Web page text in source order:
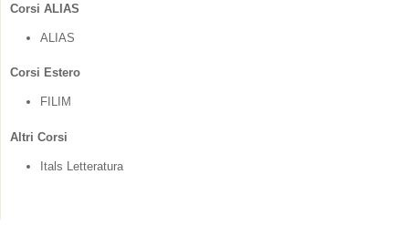
Corsi ALIAS
ALIAS
Corsi Estero
FILIM
Altri Corsi
Itals Letteratura